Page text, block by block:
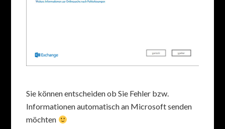
Sie können entscheiden ob Sie Fehler bzw.
Informationen automatisch an Microsoft senden
möchten